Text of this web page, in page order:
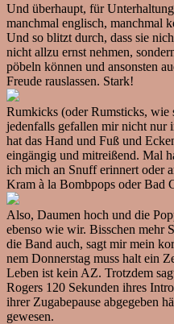
Und überhaupt, für
manchmal englisch, manchmal
Und so blitzt durch, dass sie
nicht allzu ernst nehmen,
pöbeln können und ansonsten
Freude rauslassen. Stark!
Rumkicks (oder Rumsticks, wie
jedenfalls gefallen mir nicht nur
hat das Hand und Fuß und
eingängig und mitreißend. Mal
ich mich an Snuff erinnert oder
Kram à la Bombpops oder Bad
Also, Daumen hoch und die
ebenso wie wir. Bisschen mehr
die Band auch, sagt mir mein
nem Donnerstag muss halt ein
Leben ist kein AZ. Trotzdem
Rogers 120 Sekunden ihres
ihrer Zugabepause abgegeben
gewesen.